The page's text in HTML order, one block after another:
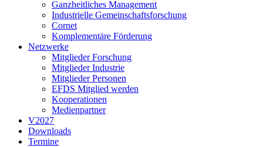
Ganzheitliches Management
Industrielle Gemeinschaftsforschung
Cornet
Komplementäre Förderung
Netzwerke
Mitglieder Forschung
Mitglieder Industrie
Mitglieder Personen
EFDS Mitglied werden
Kooperationen
Medienpartner
V2027
Downloads
Termine